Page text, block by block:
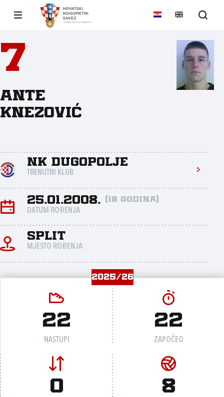
7
Ante
Knezović
NK Dugopolje
TRENUTNI KLUB
25.01.2008. (18 godina)
DATUM ROĐENJA
Split
MJESTO ROĐENJA
2025/26
22
NASTUPI
22
ZAPOČEO
0 8